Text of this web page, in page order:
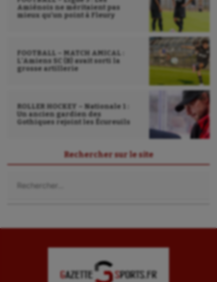
Amiénois ne méritaient pas
mieux qu’un point à Fleury
FOOTBALL – MATCH AMICAL :
L’Amiens SC (B) avait sorti la
grosse artillerie
ROLLER HOCKEY – Nationale 1 :
Un ancien gardien des
Gothiques rejoint les Écureuils
Rechercher sur le site